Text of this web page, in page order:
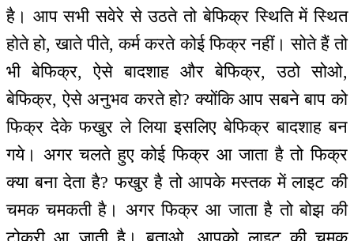
है। आप सभी सवेरे से उठते तो बेफिक्र स्थिति में स्थित
होते हो, खाते पीते, कर्म करते कोई फिक्र नहीं। सोते हैं तो
भी बेफिक्र, ऐसे बादशाह और बेफिक्र, उठो सोओ,
बेफिक्र, ऐसे अनुभव करते हो? क्योंकि आप सबने बाप को
फिक्र देके फखुर ले लिया इसलिए बेफिक्र बादशाह बन
गये। अगर चलते हुए कोई फिक्र आ जाता है तो फिक्र
क्या बना देता है? फखुर है तो आपके मस्तक में लाइट की
चमक चमकती है। अगर फिक्र आ जाता है तो बोझ की